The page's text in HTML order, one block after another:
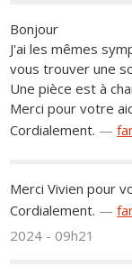
Bonjour
J'ai les mêmes
vous trouver une
Une pièce est à
Merci pour votre
Cordialement. —
Merci Vivien pour
Cordialement. —
2024 - 09h21